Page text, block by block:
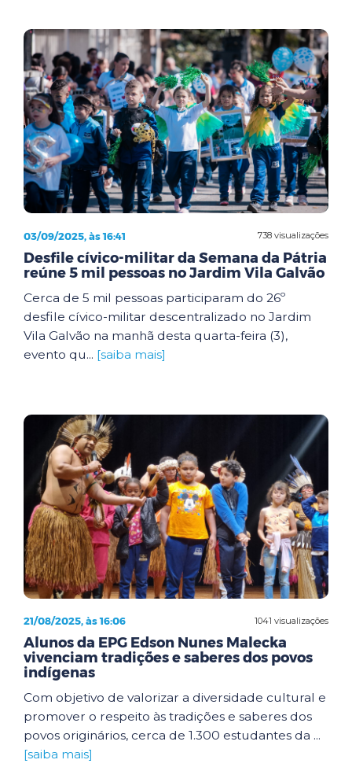
738 visualizações
03/09/2025, às 16:41
Desfile cívico-militar da Semana da Pátria
reúne 5 mil pessoas no Jardim Vila Galvão
Cerca de 5 mil pessoas participaram do 26º
desfile cívico-militar descentralizado no Jardim
Vila Galvão na manhã desta quarta-feira (3),
evento qu... [saiba mais]
1041 visualizações
21/08/2025, às 16:06
Alunos da EPG Edson Nunes Malecka
vivenciam tradições e saberes dos povos
indígenas
Com objetivo de valorizar a diversidade cultural e
promover o respeito às tradições e saberes dos
povos originários, cerca de 1.300 estudantes da ...
[saiba mais]